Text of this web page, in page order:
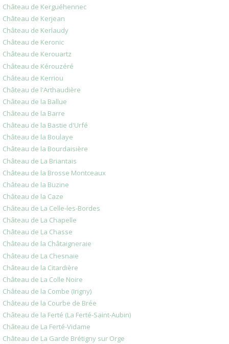
Château de Kerguéhennec
Château de Kerjean
Château de Kerlaudy
Château de Keronic
Château de Kerouartz
Château de Kérouzéré
Château de Kerriou
Château de l'Arthaudière
Château de la Ballue
Château de la Barre
Château de la Bastie d'Urfé
Château de la Boulaye
Château de la Bourdaisière
Château de La Briantais
Château de la Brosse Montceaux
Château de la Buzine
Château de la Caze
Château de La Celle-les-Bordes
Château de La Chapelle
Château de La Chasse
Château de la Châtaigneraie
Château de La Chesnaie
Château de la Citardière
Château de La Colle Noire
Château de la Combe (Irigny)
Château de la Courbe de Brée
Château de la Ferté (La Ferté-Saint-Aubin)
Château de La Ferté-Vidame
Château de La Garde Brétigny sur Orge